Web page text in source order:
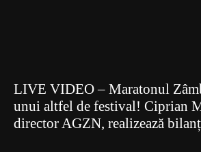
LIVE VIDEO – Maratonul
unui altfel de festival! Ciprian
director AGZN, realizează